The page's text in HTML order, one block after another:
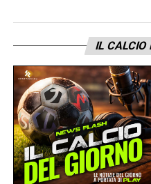
LA PLAYLIST DELLE
IL CALCIO